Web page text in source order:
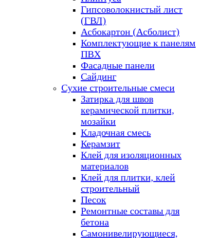
Гипсоволокнистый лист
(ГВЛ)
Асбокартон (Асболист)
Комплектующие к панелям
ПВХ
Фасадные панели
Сайдинг
Сухие строительные смеси
Затирка для швов
керамической плитки,
мозайки
Кладочная смесь
Керамзит
Клей для изоляционных
материалов
Клей для плитки, клей
строительный
Песок
Ремонтные составы для
бетона
Самонивелирующиеся,